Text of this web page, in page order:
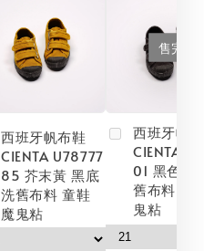
西班牙帆布鞋
CIENTA U78777
85 芥末黃 黑底
洗舊布料 童鞋
魔鬼粘
售完
西班牙帆
CIENTA
01 黑色 黑
舊布料 童
鬼粘